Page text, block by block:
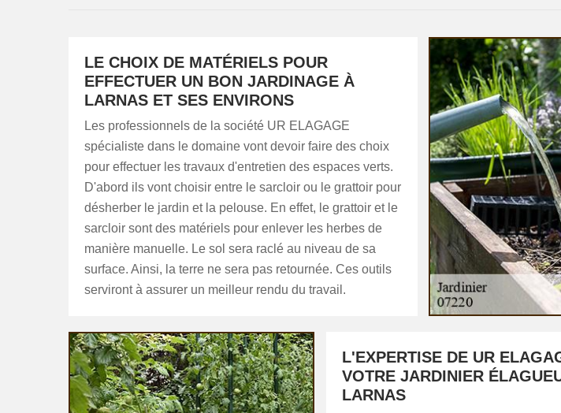
LE CHOIX DE MATÉRIELS POUR
EFFECTUER UN BON JARDINAGE À
LARNAS ET SES ENVIRONS
Les professionnels de la société UR ELAGAGE
spécialiste dans le domaine vont devoir faire des choix
pour effectuer les travaux d'entretien des espaces verts.
D'abord ils vont choisir entre le sarcloir ou le grattoir pour
désherber le jardin et la pelouse. En effet, le grattoir et le
sarcloir sont des matériels pour enlever les herbes de
manière manuelle. Le sol sera raclé au niveau de sa
surface. Ainsi, la terre ne sera pas retournée. Ces outils
serviront à assurer un meilleur rendu du travail.
L'EXPERTISE DE UR
VOTRE JARDINIER
LARNAS